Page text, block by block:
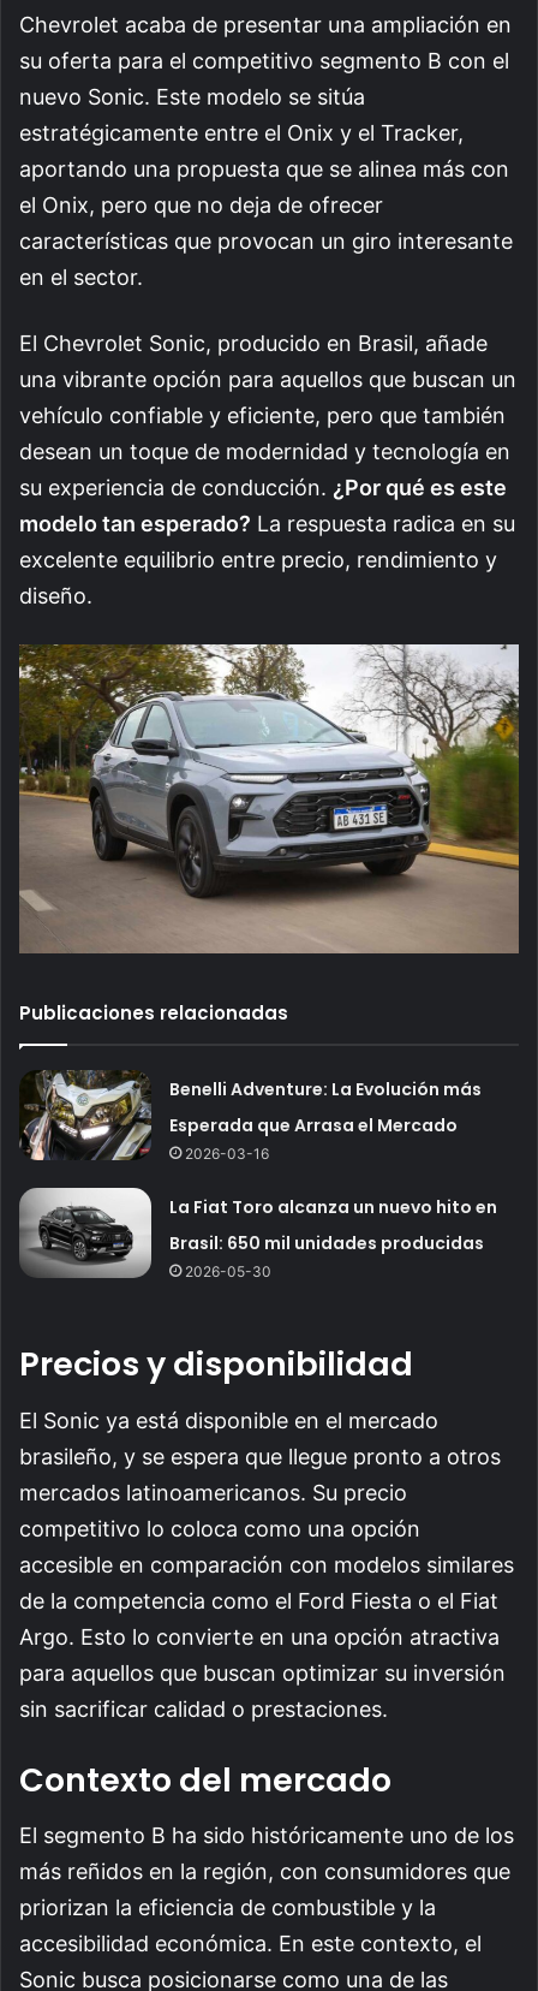
Chevrolet acaba de presentar una ampliación en
su oferta para el competitivo segmento B con el
nuevo Sonic. Este modelo se sitúa
estratégicamente entre el Onix y el Tracker,
aportando una propuesta que se alinea más con
el Onix, pero que no deja de ofrecer
características que provocan un giro interesante
en el sector.
El Chevrolet Sonic, producido en Brasil, añade
una vibrante opción para aquellos que buscan un
vehículo confiable y eficiente, pero que también
desean un toque de modernidad y tecnología en
su experiencia de conducción. ¿Por qué es este
modelo tan esperado? La respuesta radica en su
excelente equilibrio entre precio, rendimiento y
diseño.
Publicaciones relacionadas
Benelli Adventure: La Evolución más
Esperada que Arrasa el Mercado
2026-03-16
La Fiat Toro alcanza un nuevo hito en
Brasil: 650 mil unidades producidas
2026-05-30
Precios y disponibilidad
El Sonic ya está disponible en el mercado
brasileño, y se espera que llegue pronto a otros
mercados latinoamericanos. Su precio
competitivo lo coloca como una opción
accesible en comparación con modelos similares
de la competencia como el Ford Fiesta o el Fiat
Argo. Esto lo convierte en una opción atractiva
para aquellos que buscan optimizar su inversión
sin sacrificar calidad o prestaciones.
Contexto del mercado
El segmento B ha sido históricamente uno de los
más reñidos en la región, con consumidores que
priorizan la eficiencia de combustible y la
accesibilidad económica. En este contexto, el
Sonic busca posicionarse como una de las